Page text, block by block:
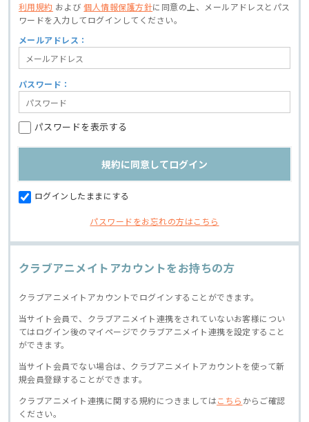
利用規約 および個人情報保護方針に同意の上、
メールアドレスとパス
ワードを入力してログインしてください。
メールアドレス：
パスワード：
パスワードを表示する
ログインしたままにする
パスワードをお忘れの方はこちら
クラブアニメイトアカウントをお持ちの方
クラブアニメイトアカウントでログインすることができます。
当サイト会員で、クラブアニメイト連携をされていないお客様につい
てはログイン後のマイページでクラブアニメイト連携を設定すること
ができます。
当サイト会員でない場合は、クラブアニメイトアカウントを使って新
規会員登録することができます。
クラブアニメイト連携に関する規約につきましてはこちら からご確認
ください。